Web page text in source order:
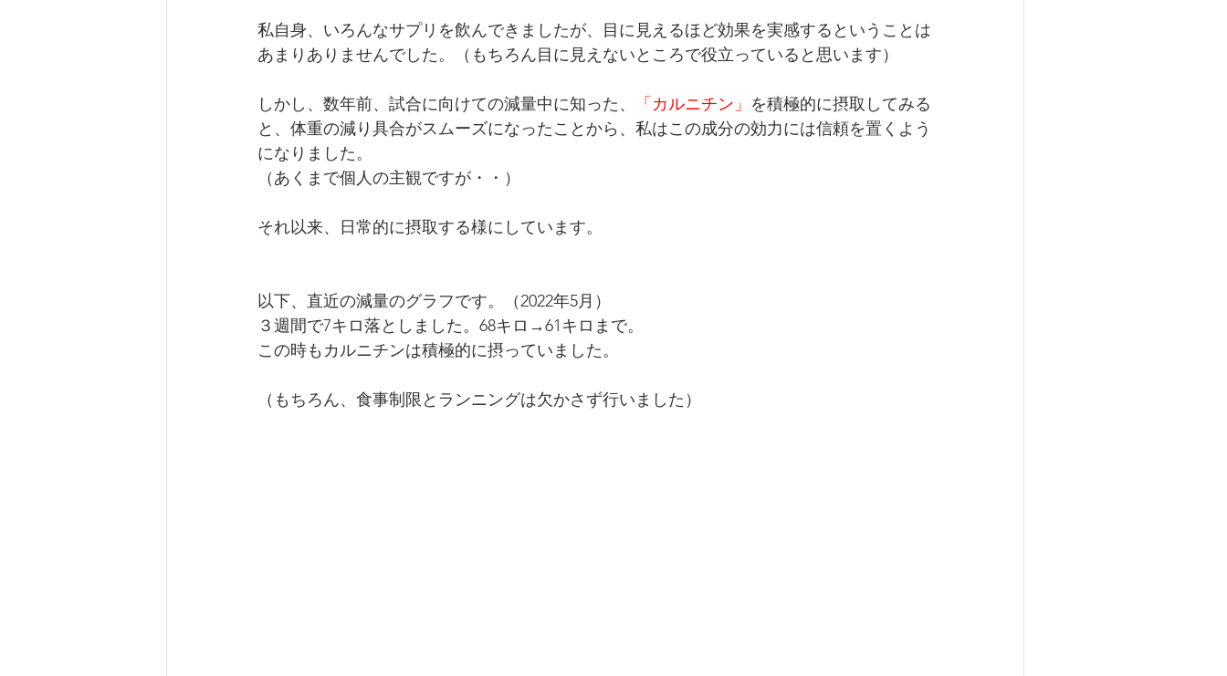
私自身、いろんなサプリを飲んできましたが、目に見えるほど効果を実感するということは
あまりありませんでした。（もちろん目に見えないところで役立っていると思います）
しかし、数年前、試合に向けての減量中に知った、 「カルニチン」 を積極的に摂取してみる
と、体重の減り具合がスムーズになったことから、私はこの成分の効力には信頼を置くよう
になりました。
（あくまで個人の主観ですが・・）
それ以来、日常的に摂取する様にしています。
以下、直近の減量のグラフです。（2022年5月）
３週間で7キロ落としました。68キロ→61キロまで。
この時もカルニチンは積極的に摂っていました。
（もちろん、食事制限とランニングは欠かさず行いました）